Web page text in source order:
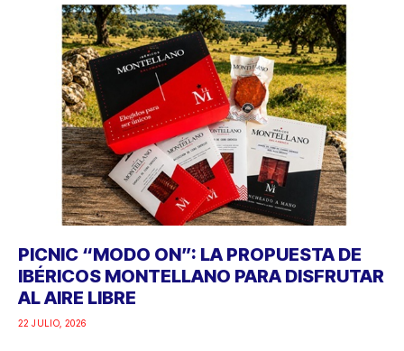
PICNIC “MODO ON”: LA PROPUESTA DE
IBÉRICOS MONTELLANO PARA DISFRUTAR
AL AIRE LIBRE
22 JULIO, 2026